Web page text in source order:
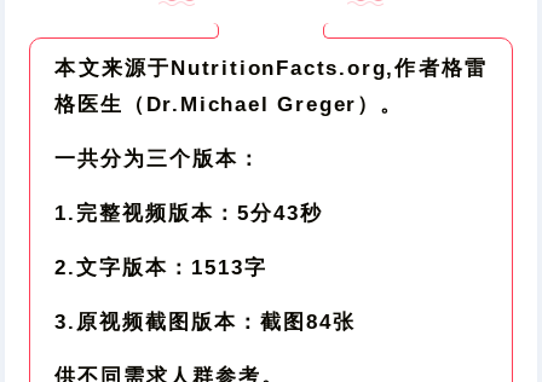
本文来源于NutritionFacts.org,作者格雷
格医生（Dr.Michael Greger）。
一共分为三个版本：
1.完整视频版本：5分43秒
2.文字版本：1513字
3.原视频截图版本：截图84张
供不同需求人群参考。